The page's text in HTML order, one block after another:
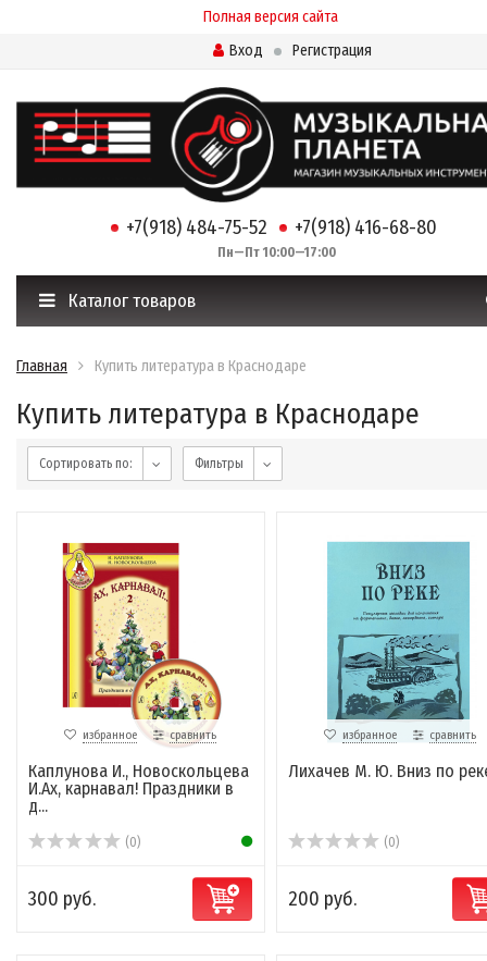
Полная версия сайта
Вход
Регистрация
+7(918) 484-75-52 +7(918) 416-68-80
Пн—Пт 10:00—17:00
Каталог товаров
Главная Купить литература в Краснодаре
Купить литература в Краснодаре
Сортировать по: Фильтры
избранное сравнить
Каплунова И., Новоскольцева
И.Ах, карнавал! Праздники в
д...
(0)
300 руб.
избранное сравнить
Лихачев М. Ю. Вниз по
(0)
200 руб.